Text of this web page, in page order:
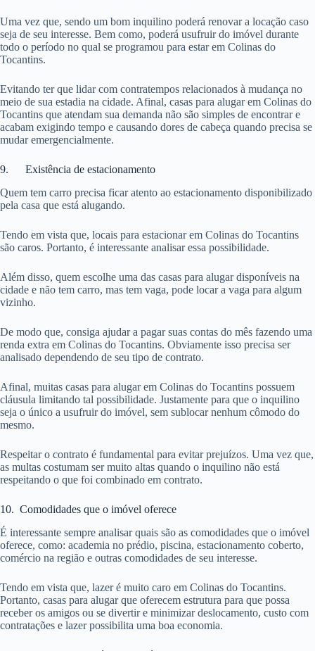
Uma vez que, sendo um bom inquilino poderá renovar a locação caso
seja de seu interesse. Bem como, poderá usufruir do imóvel durante
todo o período no qual se programou para estar em Colinas do
Tocantins.
Evitando ter que lidar com contratempos relacionados à mudança no
meio de sua estadia na cidade. Afinal, casas para alugar em Colinas do
Tocantins que atendam sua demanda não são simples de encontrar e
acabam exigindo tempo e causando dores de cabeça quando precisa se
mudar emergencialmente.
9. Existência de estacionamento
Quem tem carro precisa ficar atento ao estacionamento disponibilizado
pela casa que está alugando.
Tendo em vista que, locais para estacionar em Colinas do Tocantins
são caros. Portanto, é interessante analisar essa possibilidade.
Além disso, quem escolhe uma das casas para alugar disponíveis na
cidade e não tem carro, mas tem vaga, pode locar a vaga para algum
vizinho.
De modo que, consiga ajudar a pagar suas contas do mês fazendo uma
renda extra em Colinas do Tocantins. Obviamente isso precisa ser
analisado dependendo de seu tipo de contrato.
Afinal, muitas casas para alugar em Colinas do Tocantins possuem
cláusula limitando tal possibilidade. Justamente para que o inquilino
seja o único a usufruir do imóvel, sem sublocar nenhum cômodo do
mesmo.
Respeitar o contrato é fundamental para evitar prejuízos. Uma vez que,
as multas costumam ser muito altas quando o inquilino não está
respeitando o que foi combinado em contrato.
10. Comodidades que o imóvel oferece
É interessante sempre analisar quais são as comodidades que o imóvel
oferece, como: academia no prédio, piscina, estacionamento coberto,
comércio na região e outras comodidades de seu interesse.
Tendo em vista que, lazer é muito caro em Colinas do Tocantins.
Portanto, casas para alugar que oferecem estrutura para que possa
receber os amigos ou se divertir e minimizar deslocamento, custo com
contratações e lazer possibilita uma boa economia.